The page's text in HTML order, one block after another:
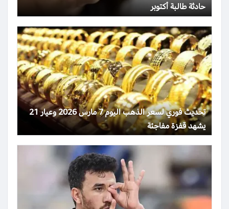
حادثة طالبة أكتوبر
تحديث فوري لسعر الذهب اليوم 7 مارس 2026 وعيار 21
يشهد قفزة مفاجئة